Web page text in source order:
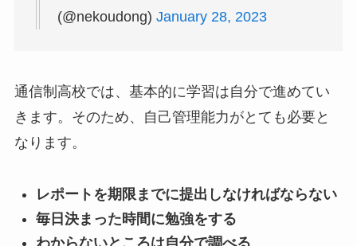
(@nekoudong) January 28, 2023
通信制高校では、基本的に学習は自分で進めてい
きます。そのため、自己管理能力がとても必要と
なります。
レポートを期限までに提出しなければならない
毎日決まった時間に勉強をする